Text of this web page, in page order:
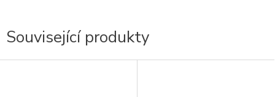
Související produkty